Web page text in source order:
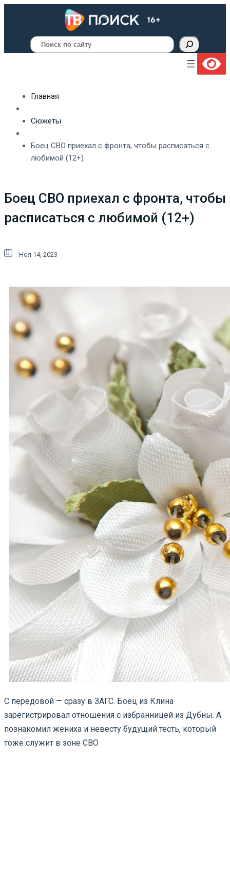
Поиск
Главная
Сюжеты
Боец СВО приехал с фронта, чтобы расписаться с
любимой (12+)
Боец СВО приехал с фронта, чтобы
расписаться с любимой (12+)
Ноя 14, 2023
С передовой — сразу в ЗАГС. Боец из Клина
зарегистрировал отношения с избранницей из Дубны. А
познакомил жениха и невесту будущий тесть, который
тоже служит в зоне СВО